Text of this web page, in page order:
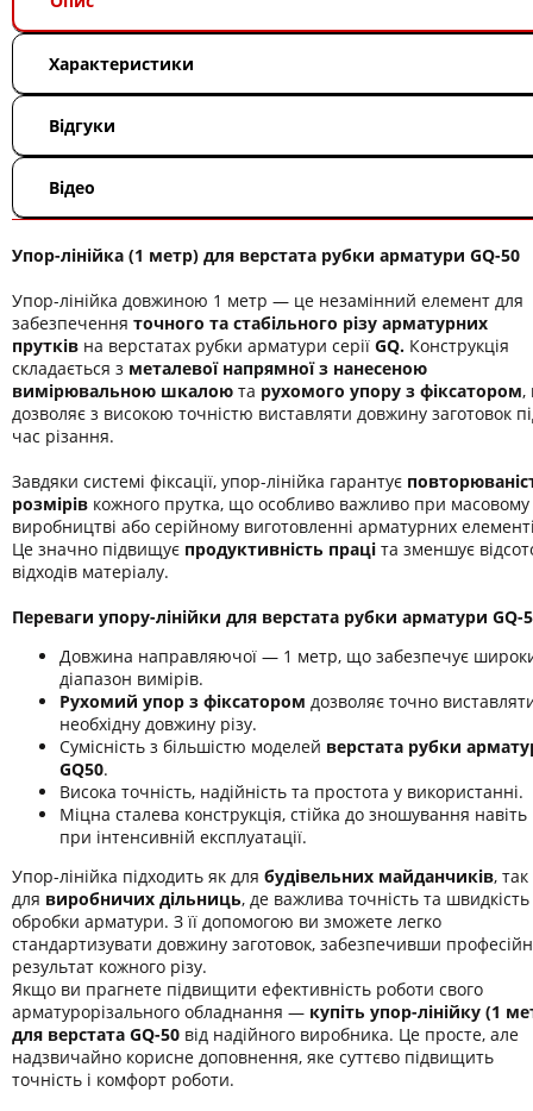
Характеристики
Відгуки
Відео
Упор-лінійка (1 метр) для верстата рубки арматури GQ-50
Упор-лінійка довжиною 1 метр — це незамінний елемент для
забезпечення точного та стабільного різу арматурних
прутків на верстатах рубки арматури серії GQ. Конструкція
складається з металевої напрямної з нанесеною
вимірювальною шкалою та рухомого упору з фіксатором,
дозволяє з високою точністю виставляти довжину заготовок
час різання.
Завдяки системі фіксації, упор-лінійка гарантує
розмірів кожного прутка, що особливо важливо при масовому
виробництві або серійному виготовленні арматурних
Це значно підвищує продуктивність праці та зменшує
відходів матеріалу.
Переваги упору-лінійки для верстата рубки арматури GQ-
Довжина направляючої — 1 метр, що забезпечує
діапазон вимірів.
Рухомий упор з фіксатором дозволяє точно
необхідну довжину різу.
Сумісність з більшістю моделей верстата рубки
GQ50.
Висока точність, надійність та простота у використанні.
Міцна сталева конструкція, стійка до зношування навіть
при інтенсивній експлуатації.
Упор-лінійка підходить як для будівельних майданчиків, так
для виробничих дільниць, де важлива точність та швидкість
обробки арматури. З її допомогою ви зможете легко
стандартизувати довжину заготовок, забезпечивши
результат кожного різу.
Якщо ви прагнете підвищити ефективність роботи свого
арматурорізального обладнання — купіть упор-лінійку (1
для верстата GQ-50 від надійного виробника. Це просте, але
надзвичайно корисне доповнення, яке суттєво підвищить
точність і комфорт роботи.